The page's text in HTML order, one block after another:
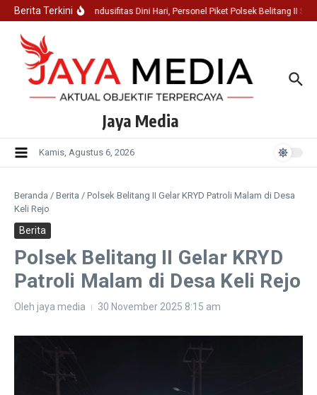
Lewati ke konten
Berita TerkiniJaga Kondusifitas Dini Hari, Personel Piket Polsek Belitang II
Jaya Media
Kamis, Agustus 6, 2026
Beranda / Berita / Polsek Belitang II Gelar KRYD Patroli Malam di Desa
Keli Rejo
Berita
Polsek Belitang II Gelar KRYD
Patroli Malam di Desa Keli Rejo
Oleh jaya media 30 November 2025 8:15 am